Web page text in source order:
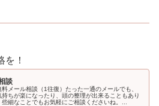
を！
談
料メール相談（1往復）たった一通のメールでも、
持ちが楽になったり、頭の整理が出来ることもあり
些細なことでもお気軽にご相談くださいね。...